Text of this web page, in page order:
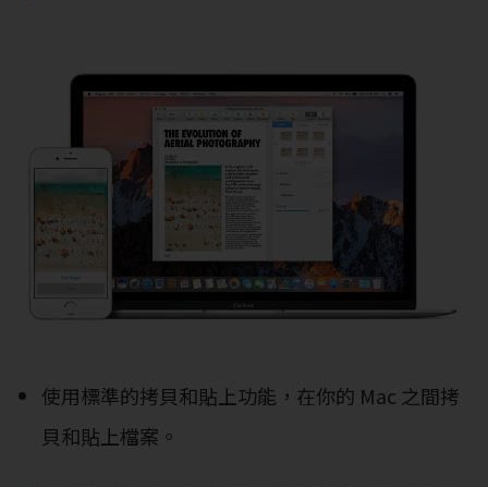
使用標準的拷貝和貼上功能，在你的 Mac 之間拷
貝和貼上檔案。